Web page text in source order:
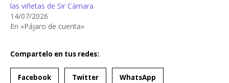
las viñetas de Sir Cámara
14/07/2026
En «Pájaro de cuenta»
Compartelo en tus redes:
Facebook Twitter WhatsApp